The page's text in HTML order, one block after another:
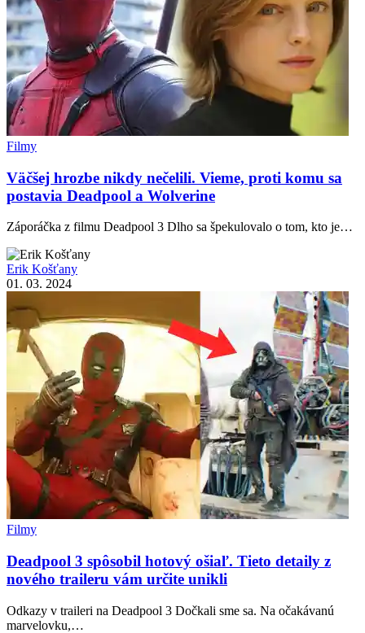
Filmy
Väčšej hrozbe nikdy nečelili. Vieme, proti komu sa
postavia Deadpool a Wolverine
Záporáčka z filmu Deadpool 3 Dlho sa špekulovalo o tom, kto je…
Erik Košťany
01. 03. 2024
Filmy
Deadpool 3 spôsobil hotový ošiaľ. Tieto detaily z
nového traileru vám určite unikli
Odkazy v traileri na Deadpool 3 Dočkali sme sa. Na očakávanú
marvelovku,…